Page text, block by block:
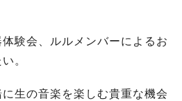
験会、ルルメンバーによるお
。
生の音楽を楽しむ貴重な機会